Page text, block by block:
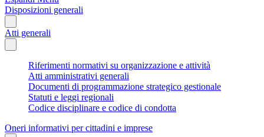
Disposizioni generali
Atti generali
Riferimenti normativi su organizzazione e attività
Atti amministrativi generali
Documenti di programmazione strategico gestionale
Statuti e leggi regionali
Codice disciplinare e codice di condotta
Oneri informativi per cittadini e imprese